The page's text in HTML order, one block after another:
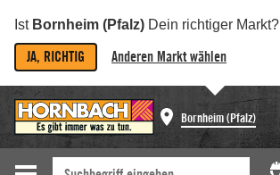
Ist Bornheim (Pfalz) Dein richtiger Markt?
JA, RICHTIG Anderen Markt wählen
Bornheim (Pfalz)